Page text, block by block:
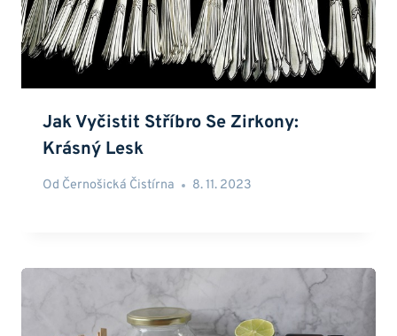
Jak Vyčistit Stříbro Se Zirkony:
Krásný Lesk
Od Černošická Čistírna 8. 11. 2023